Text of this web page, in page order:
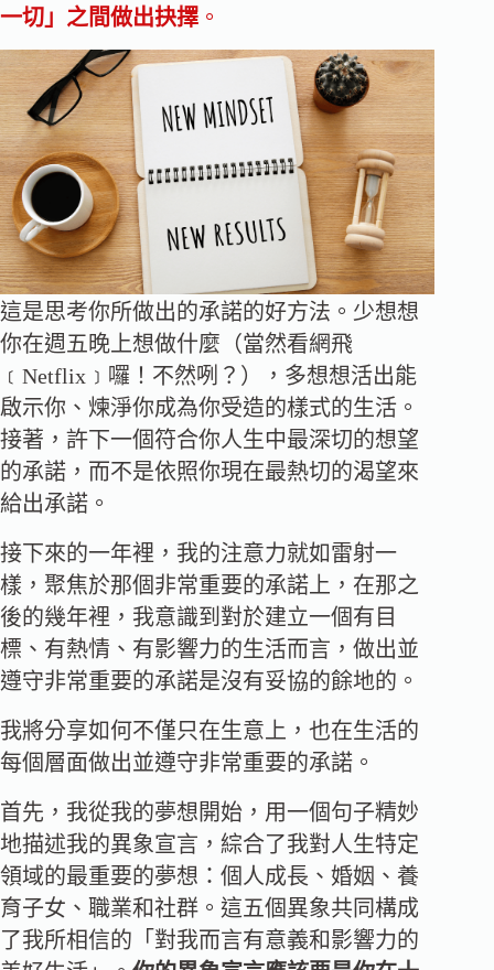
一切」之間做出抉擇 。
這是思考你所做出的承諾的好方法。少想想
你在週五晚上想做什麼（當然看網飛
﹝Netflix﹞囉！不然咧？），多想想活出能
啟示你、煉淨你成為你受造的樣式的生活。
接著，許下一個符合你人生中最深切的想望
的承諾，而不是依照你現在最熱切的渴望來
給出承諾。
接下來的一年裡，我的注意力就如雷射一
樣，聚焦於那個非常重要的承諾上，在那之
後的幾年裡，我意識到對於建立一個有目
標、有熱情、有影響力的生活而言，做出並
遵守非常重要的承諾是沒有妥協的餘地的。
我將分享如何不僅只在生意上，也在生活的
每個層面做出並遵守非常重要的承諾。
首先，我從我的夢想開始，用一個句子精妙
地描述我的異象宣言，綜合了我對人生特定
領域的最重要的夢想：個人成長、婚姻、養
育子女、職業和社群。這五個異象共同構成
了我所相信的「對我而言有意義和影響力的